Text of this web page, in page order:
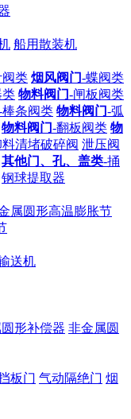
船用散装机
类 烟风阀门-蝶阀类
类 物料阀门-闸板阀类
棒条阀类 物料阀门-弧
物料阀门-翻板阀类 物
清堵破碎阀 泄压阀
其他门、孔、盖类-捅
钢球提取器
属圆形高温膨胀节
送机
形补偿器 非金属圆
板门 气动隔绝门 烟